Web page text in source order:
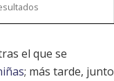
el que se
; más tarde, junto